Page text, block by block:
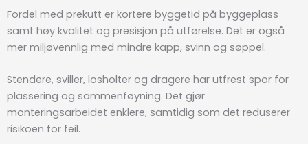
Fordel med prekutt er kortere byggetid på byggeplass
samt høy kvalitet og presisjon på utførelse. Det er også
mer miljøvennlig med mindre kapp, svinn og søppel.
Stendere, sviller, losholter og dragere har utfrest spor for
plassering og sammenføyning. Det gjør
monteringsarbeidet enklere, samtidig som det reduserer
risikoen for feil.